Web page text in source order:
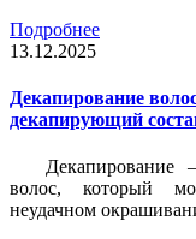
Подробнее
13.12.2025
Декапирование
декапирующий
Декапирование
волос, который
неудачном